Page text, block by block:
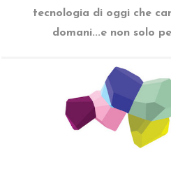
tecnologia di oggi che
domani...e non solo